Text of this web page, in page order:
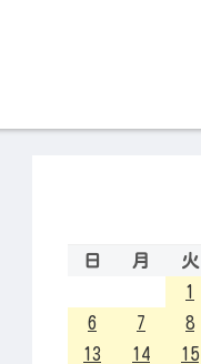
日
月 火
1
6
7 8
13
14 15